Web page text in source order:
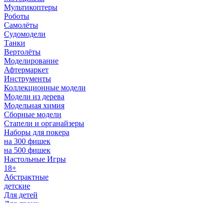
Мультикоптеры
Роботы
Самолёты
Судомодели
Танки
Вертолёты
Моделирование
Афтермаркет
Инструменты
Коллекционные модели
Модели из дерева
Модельная химия
Сборные модели
Стапели и органайзеры
Наборы для покера
на 300 фишек
на 500 фишек
Настольные Игры
18+
Абстрактные
детские
Для детей